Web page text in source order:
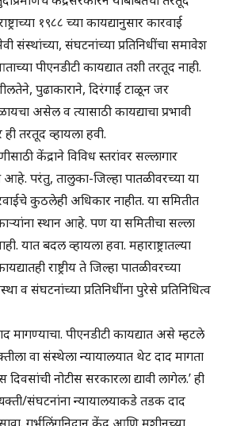
१९८८ च्या कायद्यानुसार कारवाई
संस्थांच्या, संघटनांच्या प्रतिनिधींचा समावेश
पीएनडीटी कायद्यात तशी तरतूद नाही.
पुढाकाराने, दिरंगाई टाळून जर
असेल व त्यासाठी कायद्याचा प्रभावी
तरतूद व्हायला हवी.
केंद्राने विविध स्तरांवर सल्लागार
परंतु, तालुका-जिल्हा पातळीवरच्या या
कुठलेही अधिकार नाहीत. या समितीत
स्थान आहे. पण या समितीचा सल्ला
यात बदल व्हायला हवा. महाराष्ट्रातल्या
राष्ट्रीय ते जिल्हा पातळीवरच्या
व संघटनांच्या प्रतिनिधींना पुरेसे प्रतिनिधित्व
मागण्याचा. पीएनडीटी कायद्यात असे म्हटले
वा संस्थेला न्यायालयात थेट दाद मागता
दिवसांची नोटीस सरकारला द्यावी लागेल.’ ही
संघटनांना न्यायालयाकडे तडक दाद